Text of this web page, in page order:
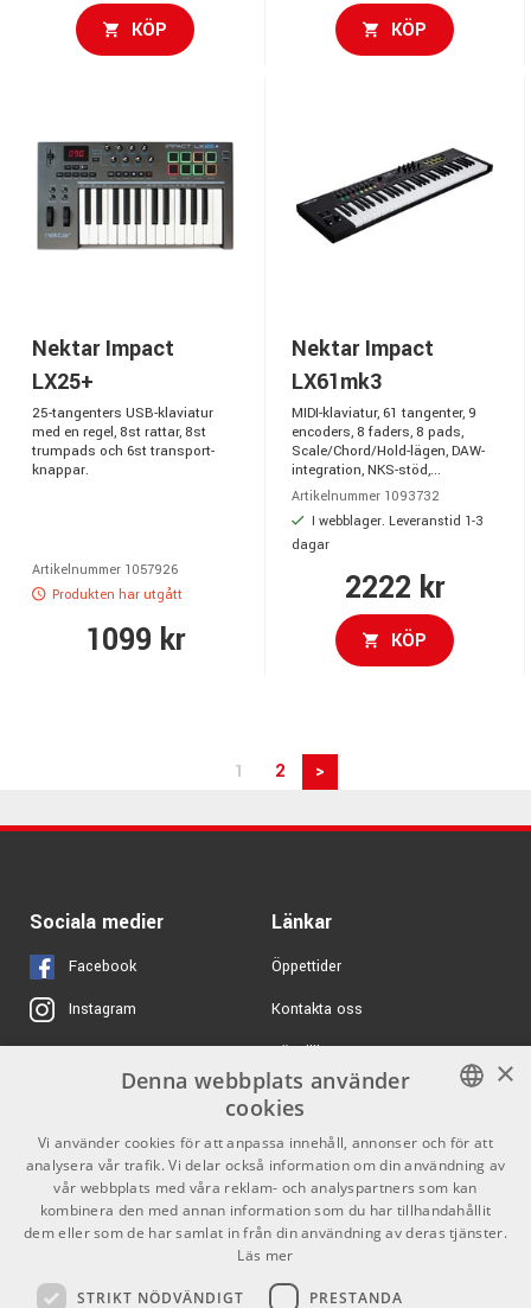
KÖP KÖP
Nektar Impact
LX25+
25-tangenters USB-klaviatur
med en regel, 8st rattar, 8st
trumpads och 6st transport-
knappar.
Artikelnummer 1057926
Produkten har utgått
1099 kr
Nektar Impact
LX61mk3
MIDI-klaviatur, 61 tangenter, 9
encoders, 8 faders, 8 pads,
Scale/Chord/Hold-lägen, DAW-
integration, NKS-stöd,...
Artikelnummer 1093732
I webblager. Leveranstid 1-3
dagar
2222 kr
KÖP
1 2 >
Sociala medier
Facebook
Instagram
X
Youtube
TikTok
Länkar
Öppettider
Kontakta oss
Köpvillkor
Butiken
Varumärken
GDPR & Cookies
Kontakt
Info
SWEDISH
ENGLISH
×
Denna webbplats använder
cookies
Vi använder cookies för att anpassa innehåll, annonser och för att
analysera vår trafik. Vi delar också information om din användning av
vår webbplats med våra reklam- och analyspartners som kan
kombinera den med annan information som du har tillhandahållit
dem eller som de har samlat in från din användning av deras tjänster.
Läs mer
STRIKT NÖDVÄNDIGT PRESTANDA